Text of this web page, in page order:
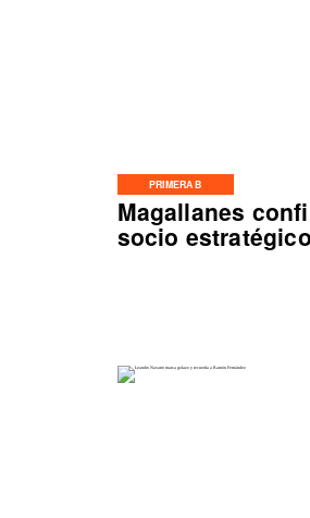
PRIMERA B
Magallanes
socio